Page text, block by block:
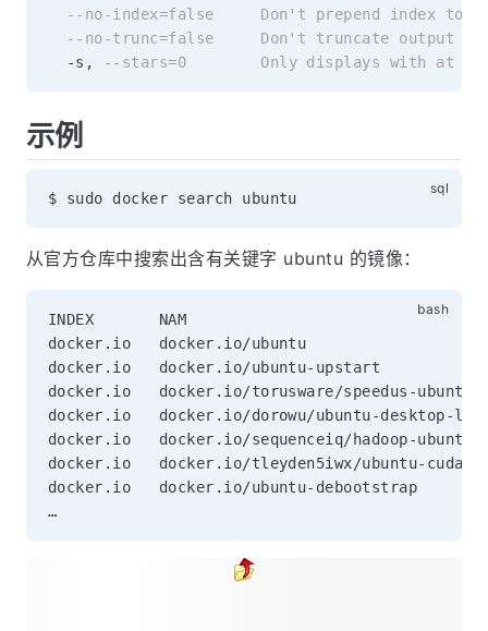
--no-index=false     Don't prepend index to
--no-trunc=false     Don't truncate output
-s , --stars=0        Only displays with at
示例
从官方仓库中搜索出含有关键字 ubuntu 的镜像：
INDEX       NAM
docker.io   docker.io/ubuntu
docker.io   docker.io/ubuntu-upstart
docker.io   docker.io/torusware/speedus-
docker.io   docker.io/dorowu/ubuntu-desktop-
docker.io   docker.io/sequenceiq/
docker.io   docker.io/tleyden5iwx/ubuntu-
docker.io   docker.io/ubuntu-